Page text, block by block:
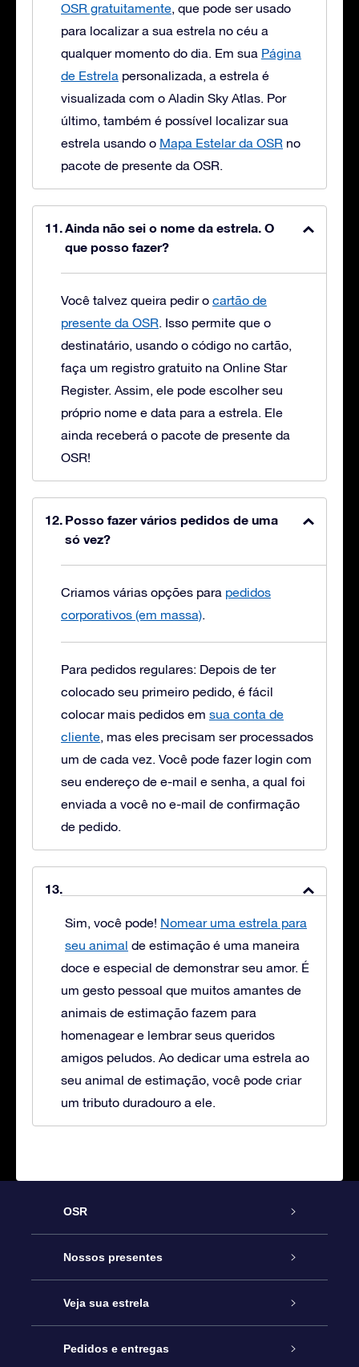
OSR gratuitamente, que pode ser usado
para localizar a sua estrela no céu a
qualquer momento do dia. Em sua Página
de Estrela personalizada, a estrela é
visualizada com o Aladin Sky Atlas. Por
último, também é possível localizar sua
estrela usando o Mapa Estelar da OSR no
pacote de presente da OSR.
Ainda não sei o nome da estrela. O
que posso fazer?
Você talvez queira pedir o cartão de
presente da OSR. Isso permite que o
destinatário, usando o código no cartão,
faça um registro gratuito na Online Star
Register. Assim, ele pode escolher seu
próprio nome e data para a estrela. Ele
ainda receberá o pacote de presente da
OSR!
Posso fazer vários pedidos de uma
só vez?
Criamos várias opções para pedidos
corporativos (em massa).
Para pedidos regulares: Depois de ter
colocado seu primeiro pedido, é fácil
colocar mais pedidos em sua conta de
cliente, mas eles precisam ser processados
um de cada vez. Você pode fazer login com
seu endereço de e-mail e senha, a qual foi
enviada a você no e-mail de confirmação
de pedido.
Sim, você pode! Nomear uma estrela para
seu animal de estimação é uma maneira
doce e especial de demonstrar seu amor. É
um gesto pessoal que muitos amantes de
animais de estimação fazem para
homenagear e lembrar seus queridos
amigos peludos. Ao dedicar uma estrela ao
seu animal de estimação, você pode criar
um tributo duradouro a ele.
OSR
Serviço
Entre em contato conosco
Blog
Nossos presentes
Presente estrelar on-line
Pacote de presente da OSR
Veja sua estrela
Star Register
Pedidos e entregas